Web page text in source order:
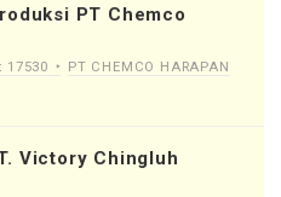
PT Chemco
17530
PT CHEMCO HARAPAN
Victory Chingluh